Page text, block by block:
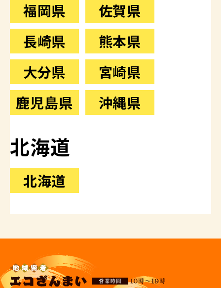
福岡県
佐賀県
長崎県
熊本県
大分県
宮崎県
鹿児島県
沖縄県
北海道
北海道